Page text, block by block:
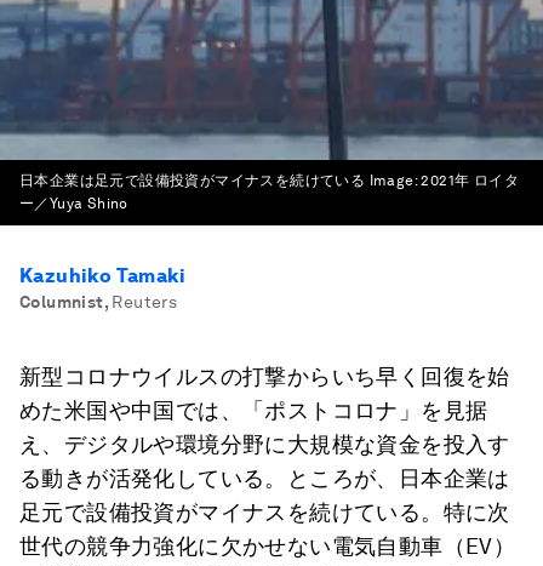
日本企業は足元で設備投資がマイナスを続けている Image:2021年 ロイタ
ー／Yuya Shino
Kazuhiko Tamaki
Columnist, Reuters
新型コロナウイルスの打撃からいち早く回復を始
めた米国や中国では、「ポストコロナ」を見据
え、デジタルや環境分野に大規模な資金を投入す
る動きが活発化している。ところが、日本企業は
足元で設備投資がマイナスを続けている。特に次
世代の競争力強化に欠かせない電気自動車（EV）